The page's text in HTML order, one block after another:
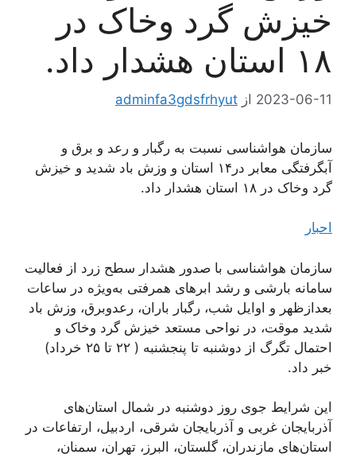
خیزش گرد وخاک در
۱۸ استان هشدار داد.
2023-06-11 از adminfa3gdsfrhyut
سازمان هواشناسی نسبت به رگبار و رعد و برق و
آبگرفتگی معابر در۱۴ استان و وزش باد شدید و خیزش
گرد وخاک در ۱۸ استان هشدار داد.
احبار
سازمان هواشناسی با صدور هشدار سطح زرد از فعالیت
سامانه بارشی و رشد ابرهای همرفتی به‌ویژه در ساعات
بعدازظهر و اوایل شب، رگبار باران، رعدوبرق، وزش باد
شدید موقت، در نواحی مستعد خیزش گرد وخاک و
احتمال تگرگ از دوشنبه تا پنجشنبه ( ۲۲ تا ۲۵ خرداد)
خبر داد.
این شرایط جوی روز دوشنبه در شمال استان‌های
آذربایجان غربی و آذربایجان شرقی، اردبیل، ارتفاعات در
استان‌های مازندران، گلستان، البرز، تهران، سمنان،